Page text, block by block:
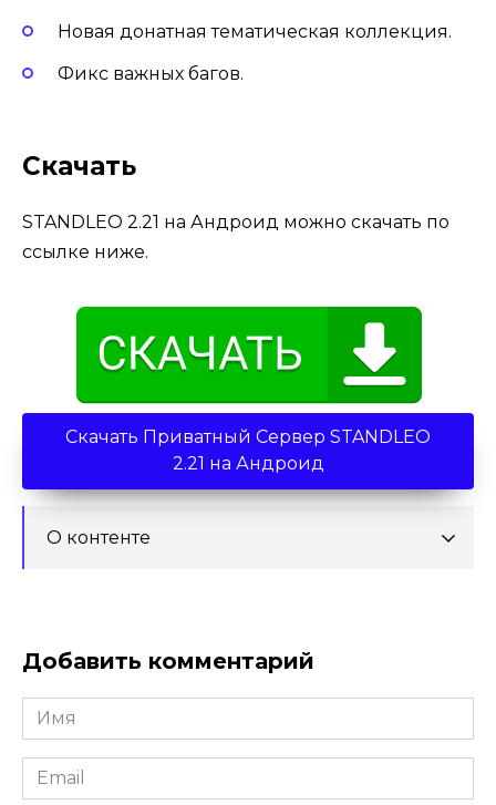
Новая донатная тематическая коллекция.
Фикс важных багов.
Скачать
STANDLEO 2.21 на Андроид можно скачать по
ссылке ниже.
Скачать Приватный Сервер STANDLEO
2.21 на Андроид
О контенте
Добавить комментарий
Имя
*
Email
*